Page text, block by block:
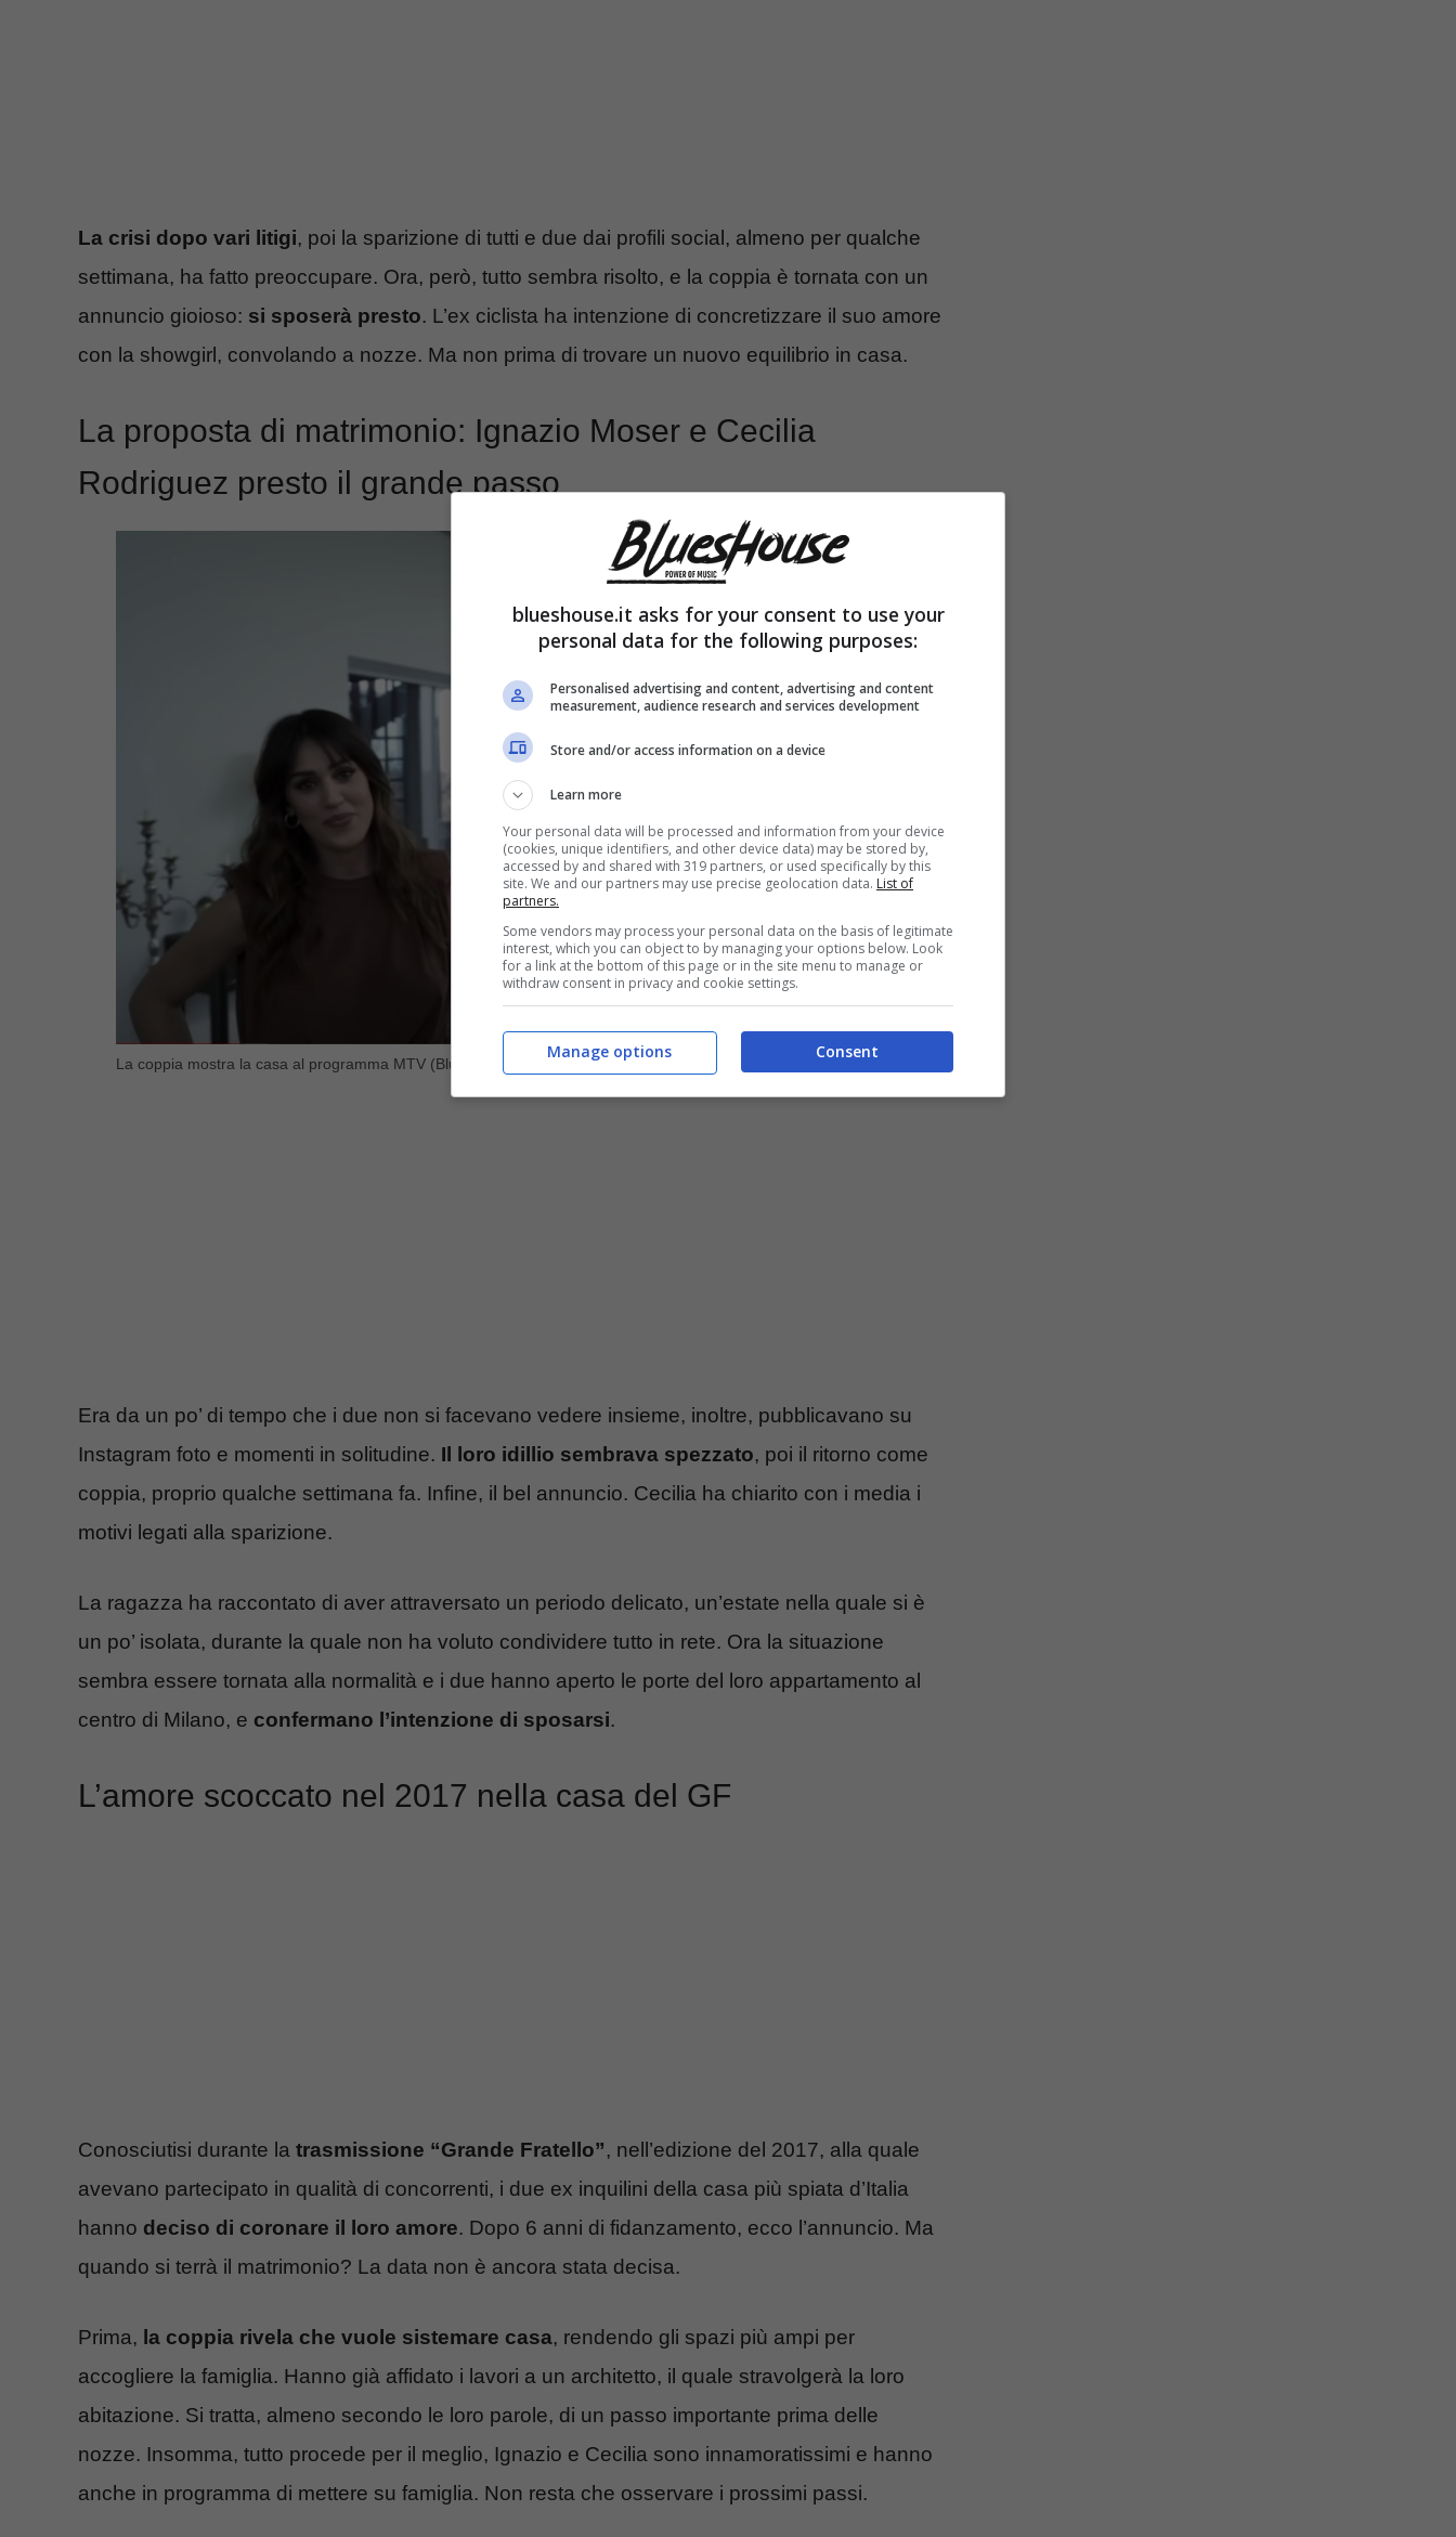
La crisi dopo vari litigi, poi la sparizione di tutti e due dai profili social, almeno per qualche
settimana, ha fatto preoccupare. Ora, però, tutto sembra risolto, e la coppia è tornata con un
annuncio gioioso: si sposerà presto. L’ex ciclista ha intenzione di concretizzare il suo amore
con la showgirl, convolando a nozze. Ma non prima di trovare un nuovo equilibrio in casa.
La proposta di matrimonio: Ignazio Moser e Cecilia
Rodriguez presto il grande passo
La coppia mostra la casa al programma MTV (Blueshouse.it)
Era da un po’ di tempo che i due non si facevano vedere insieme, inoltre, pubblicavano su
Instagram foto e momenti in solitudine. Il loro idillio sembrava spezzato, poi il ritorno come
coppia, proprio qualche settimana fa. Infine, il bel annuncio. Cecilia ha chiarito con i media i
motivi legati alla sparizione.
La ragazza ha raccontato di aver attraversato un periodo delicato, un’estate nella quale si è
un po’ isolata, durante la quale non ha voluto condividere tutto in rete. Ora la situazione
sembra essere tornata alla normalità e i due hanno aperto le porte del loro appartamento al
centro di Milano, e confermano l’intenzione di sposarsi.
L’amore scoccato nel 2017 nella casa del GF
Conosciutisi durante la trasmissione “Grande Fratello”, nell’edizione del 2017, alla quale
avevano partecipato in qualità di concorrenti, i due ex inquilini della casa più spiata d’Italia
hanno deciso di coronare il loro amore. Dopo 6 anni di fidanzamento, ecco l’annuncio. Ma
quando si terrà il matrimonio? La data non è ancora stata decisa.
Prima, la coppia rivela che vuole sistemare casa, rendendo gli spazi più ampi per
accogliere la famiglia. Hanno già affidato i lavori a un architetto, il quale stravolgerà la loro
abitazione. Si tratta, almeno secondo le loro parole, di un passo importante prima delle
nozze. Insomma, tutto procede per il meglio, Ignazio e Cecilia sono innamoratissimi e hanno
anche in programma di mettere su famiglia. Non resta che osservare i prossimi passi.
blueshouse.it asks for your consent to use your
personal data for the following purposes:
Personalised advertising and content, advertising and content
measurement, audience research and services development
Store and/or access information on a device
Learn more
Your personal data will be processed and information from your device
(cookies, unique identifiers, and other device data) may be stored by,
accessed by and shared with 319 partners, or used specifically by this
site. We and our partners may use precise geolocation data. List of
partners.
Some vendors may process your personal data on the basis of legitimate
interest, which you can object to by managing your options below. Look
for a link at the bottom of this page or in the site menu to manage or
withdraw consent in privacy and cookie settings.
Consent
Manage options